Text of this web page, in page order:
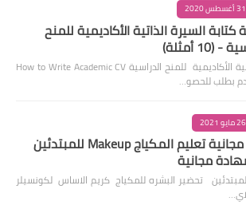
31 أغسطس 2020
كتابة السيرة الذاتية الأكاديمية للمنح
(10 أمثلة)
كيفية كتابة السيرة الذاتية الأكاديمية للمنح الدراسية How to Write Academic CV
26 مايو 2021
دورة مجانية تعليم المكياج Makeup للمبتدئين
مجانية
تحضير البشره للمكياج كريم الاساس لكونسيلر